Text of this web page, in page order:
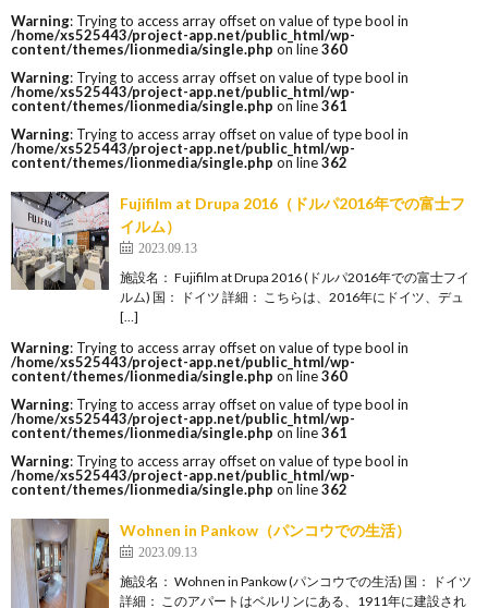
Warning: Trying to access array offset on value of type bool in
/home/xs525443/project-app.net/public_html/wp-
content/themes/lionmedia/single.php on line360
Warning: Trying to access array offset on value of type bool in
/home/xs525443/project-app.net/public_html/wp-
content/themes/lionmedia/single.php on line361
Warning: Trying to access array offset on value of type bool in
/home/xs525443/project-app.net/public_html/wp-
content/themes/lionmedia/single.php on line362
Fujifilm at Drupa 2016（ドルパ2016年での富士フ
イルム）
2023.09.13
施設名： Fujifilm at Drupa 2016 (ドルパ2016年での富士フイ
ルム) 国： ドイツ 詳細： こちらは、2016年にドイツ、デュ
[…]
Warning: Trying to access array offset on value of type bool in
/home/xs525443/project-app.net/public_html/wp-
content/themes/lionmedia/single.php on line360
Warning: Trying to access array offset on value of type bool in
/home/xs525443/project-app.net/public_html/wp-
content/themes/lionmedia/single.php on line361
Warning: Trying to access array offset on value of type bool in
/home/xs525443/project-app.net/public_html/wp-
content/themes/lionmedia/single.php on line362
Wohnen in Pankow（パンコウでの生活）
2023.09.13
施設名： Wohnen in Pankow (パンコウでの生活) 国： ドイツ
詳細： このアパートはベルリンにある、1911年に建設され